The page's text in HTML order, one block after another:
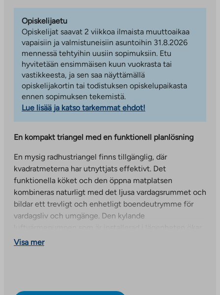
Opiskelijaetu
Opiskelijat saavat 2 viikkoa ilmaista muuttoaikaa
vapaisiin ja valmistuneisiin asuntoihin 31.8.2026
mennessä tehtyihin uusiin sopimuksiin. Etu
hyvitetään ensimmäisen kuun vuokrasta tai
vastikkeesta, ja sen saa näyttämällä
opiskelijakortin tai todistuksen opiskelupaikasta
ennen sopimuksen tekemistä.
Lue lisää ja katso tarkemmat ehdot!
En kompakt triangel med en funktionell planlösning
En mysig radhustriangel finns tillgänglig, där
kvadratmeterna har utnyttjats effektivt. Det
funktionella köket och den öppna matplatsen
kombineras naturligt med det ljusa vardagsrummet och
bildar ett trevligt och enhetligt boendeutrymme för
vardagsliv och umgänge. Den kylande
boendekomforten i sommarvärmen, och de nymålade
Visa mer